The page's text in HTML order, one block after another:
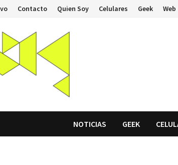
Contacto Quien Soy Celulares Geek Web
NOTICIAS GEEK